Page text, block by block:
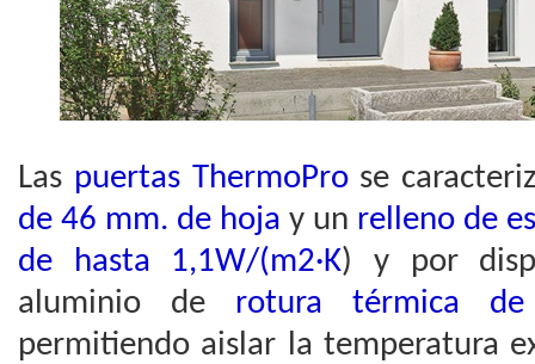
Las puertas ThermoProse
de 46 mm. de hoja y un relleno de
de hasta 1,1W/(m2·K) y por
aluminio de rotura térmica
permitiendo aislar la temperatura